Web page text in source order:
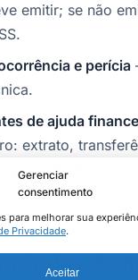
Gerenciar
consentimento
para melhorar sua
Privacidade.
Aceitar
emitir; se não
e perícia
de ajuda
extrato,
de conta
da